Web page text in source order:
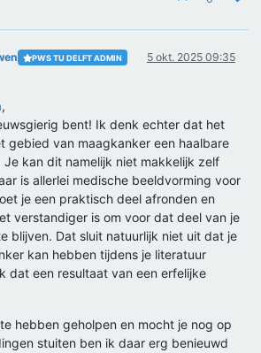
PWS TU DELFT ADMIN 5 okt. 2025 09:35
,
bent! Ik denk echter dat het
gebied van maagkanker een haalbare
kan dit namelijk niet makkelijk zelf
is allerlei medische beeldvorming voor
je een praktisch deel afronden en
verstandiger is om voor dat deel van je
blijven. Dat sluit natuurlijk niet uit dat je
kan hebben tijdens je literatuur
dat een resultaat van een erfelijke
hebben geholpen en mocht je nog op
stuiten ben ik daar erg benieuwd